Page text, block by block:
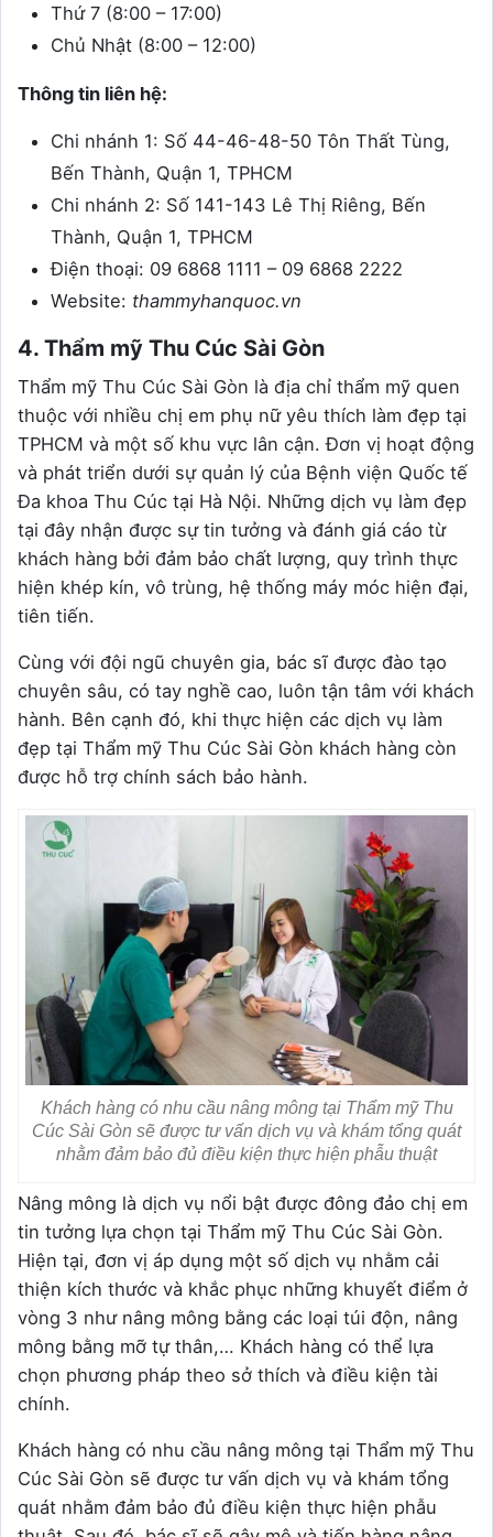
Thứ 7 (8:00 – 17:00)
Chủ Nhật (8:00 – 12:00)
Thông tin liên hệ:
Chi nhánh 1: Số 44-46-48-50 Tôn Thất Tùng,
Bến Thành, Quận 1, TPHCM
Chi nhánh 2: Số 141-143 Lê Thị Riêng, Bến
Thành, Quận 1, TPHCM
Điện thoại: 09 6868 1111 – 09 6868 2222
Website: thammyhanquoc.vn
4. Thẩm mỹ Thu Cúc Sài Gòn
Thẩm mỹ Thu Cúc Sài Gòn là địa chỉ thẩm mỹ quen
thuộc với nhiều chị em phụ nữ yêu thích làm đẹp tại
TPHCM và một số khu vực lân cận. Đơn vị hoạt động
và phát triển dưới sự quản lý của Bệnh viện Quốc tế
Đa khoa Thu Cúc tại Hà Nội. Những dịch vụ làm đẹp
tại đây nhận được sự tin tưởng và đánh giá cáo từ
khách hàng bởi đảm bảo chất lượng, quy trình thực
hiện khép kín, vô trùng, hệ thống máy móc hiện đại,
tiên tiến.
Cùng với đội ngũ chuyên gia, bác sĩ được đào tạo
chuyên sâu, có tay nghề cao, luôn tận tâm với khách
hành. Bên cạnh đó, khi thực hiện các dịch vụ làm
đẹp tại Thẩm mỹ Thu Cúc Sài Gòn khách hàng còn
được hỗ trợ chính sách bảo hành.
Khách hàng có nhu cầu nâng mông tại Thẩm mỹ Thu
Cúc Sài Gòn sẽ được tư vấn dịch vụ và khám tổng quát
nhằm đảm bảo đủ điều kiện thực hiện phẫu thuật
Nâng mông là dịch vụ nổi bật được đông đảo chị em
tin tưởng lựa chọn tại Thẩm mỹ Thu Cúc Sài Gòn.
Hiện tại, đơn vị áp dụng một số dịch vụ nhằm cải
thiện kích thước và khắc phục những khuyết điểm ở
vòng 3 như nâng mông bằng các loại túi độn, nâng
mông bằng mỡ tự thân,… Khách hàng có thể lựa
chọn phương pháp theo sở thích và điều kiện tài
chính.
Khách hàng có nhu cầu nâng mông tại Thẩm mỹ Thu
Cúc Sài Gòn sẽ được tư vấn dịch vụ và khám tổng
quát nhằm đảm bảo đủ điều kiện thực hiện phẫu